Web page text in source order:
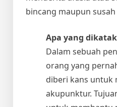
bincang maupun
Apa yang
Dalam sebuah
orang yang
diberi kans untuk
akupunktur.